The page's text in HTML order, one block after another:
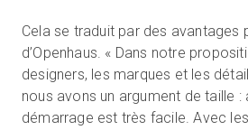
Cela se traduit par des avantages
d’Openhaus. « Dans notre
designers, les marques et les
nous avons un argument de taille :
démarrage est très facile. Avec